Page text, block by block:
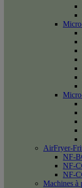
AirFryer-
NF-
NF-
NF-
Machines à